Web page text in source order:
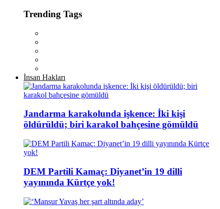
Trending Tags
İnsan Hakları
Jandarma karakolunda işkence: İki kişi
öldürüldü; biri karakol bahçesine gömüldü
DEM Partili Kamaç: Diyanet’in 19 dilli
yayınında Kürtçe yok!